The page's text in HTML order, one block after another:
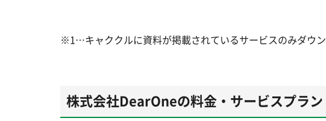
※1…キャククルに資料が掲載されているサービスのみダウン
株式会社DearOneの料金・サービスプラン